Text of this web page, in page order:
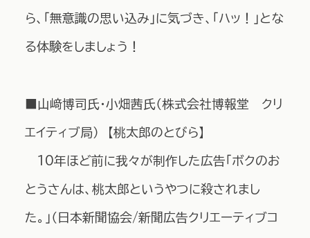
ら、「無意識の思い込み」に気づき、「ハッ！」とな
る体験をしましょう！
■山﨑博司氏・小畑茜氏（株式会社博報堂 クリ
エイティブ局） 【桃太郎のとびら】
10年ほど前に我々が制作した広告「ボクのお
とうさんは、桃太郎というやつに殺されまし
た。」（日本新聞協会/新聞広告クリエーティブコ